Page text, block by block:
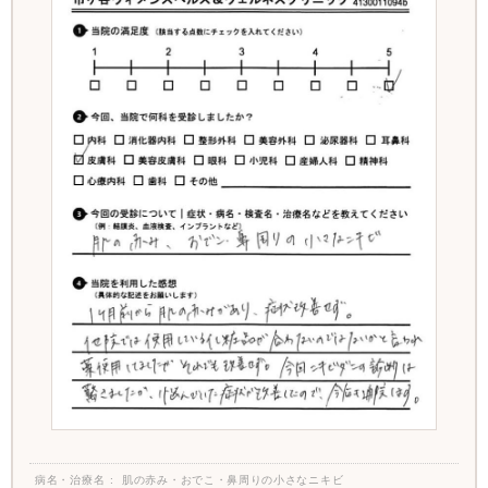
病名・治療名 肌の赤み・おでこ・鼻周りの小さなニキビ